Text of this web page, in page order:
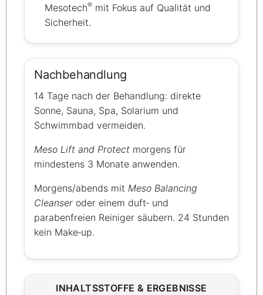
Mesotech®mit Fokus auf Qualität und
Sicherheit.
Nachbehandlung
14 Tage nach der Behandlung: direkte
Sonne, Sauna, Spa, Solarium und
Schwimmbad vermeiden.
Meso Lift and Protect morgens für
mindestens 3 Monate anwenden.
Morgens/abends mit Meso Balancing
Cleanser oder einem duft‑ und
parabenfreien Reiniger säubern. 24 Stunden
kein Make‑up.
INHALTSSTOFFE & ERGEBNISSE